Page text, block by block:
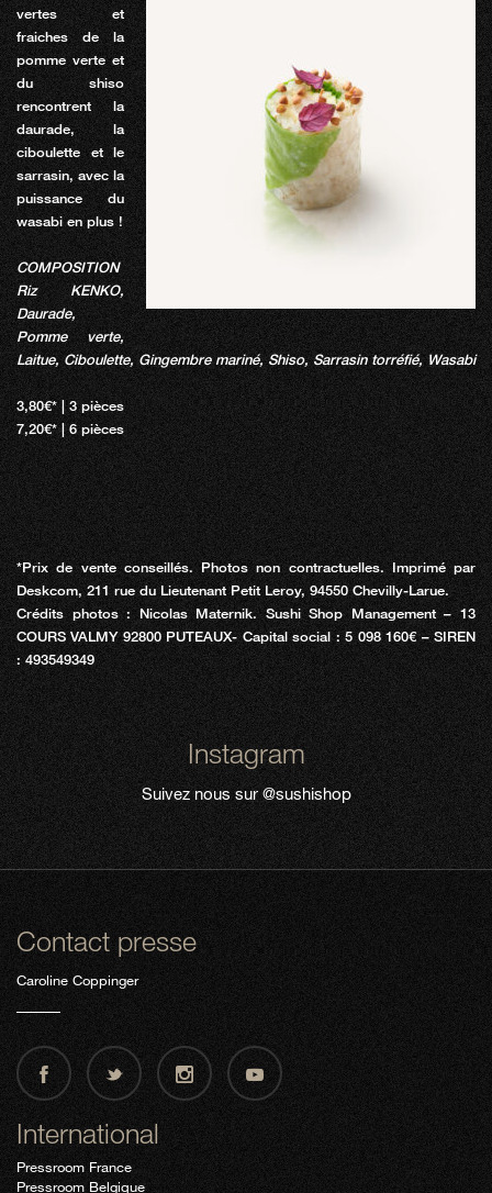
vertes et
fraiches de la
pomme verte et
du shiso
rencontrent la
daurade, la
ciboulette et le
sarrasin, avec la
puissance du
wasabi en plus !
COMPOSITION
Riz KENKO,
Daurade,
Pomme verte,
Laitue, Ciboulette, Gingembre mariné, Shiso, Sarrasin torréfié, Wasabi
3,80€* | 3 pièces
7,20€* | 6 pièces
*Prix de vente conseillés. Photos non contractuelles. Imprimé par
Deskcom, 211 rue du Lieutenant Petit Leroy, 94550 Chevilly-Larue.
Crédits photos : Nicolas Maternik. Sushi Shop Management – 13
COURS VALMY 92800 PUTEAUX- Capital social : 5 098 160€ – SIREN
: 493549349
Instagram
Suivez nous sur @sushishop
Contact presse
Caroline Coppinger
International
Pressroom France
Pressroom Belgique